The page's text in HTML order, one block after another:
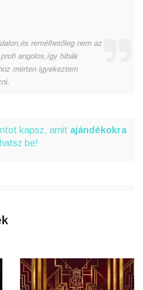
remélhetőleg nem az
angolos,így hibák
mérten igyekeztem
kapsz, amit ajándékokra
be!